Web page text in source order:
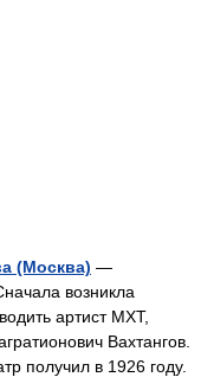
(Москва) —
возникла
артист МХТ,
Вахтангов.
получил в 1926 году.